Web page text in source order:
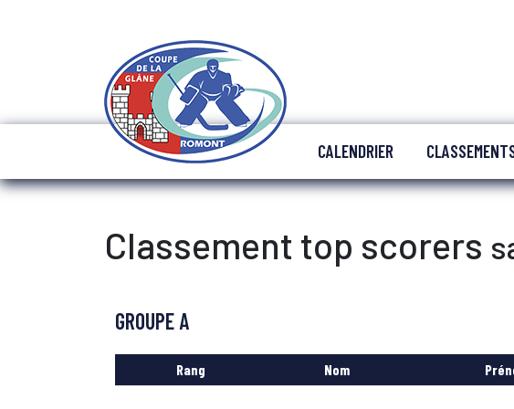
CALENDRIER
Classement top scorers
GROUPE A
Rang Nom